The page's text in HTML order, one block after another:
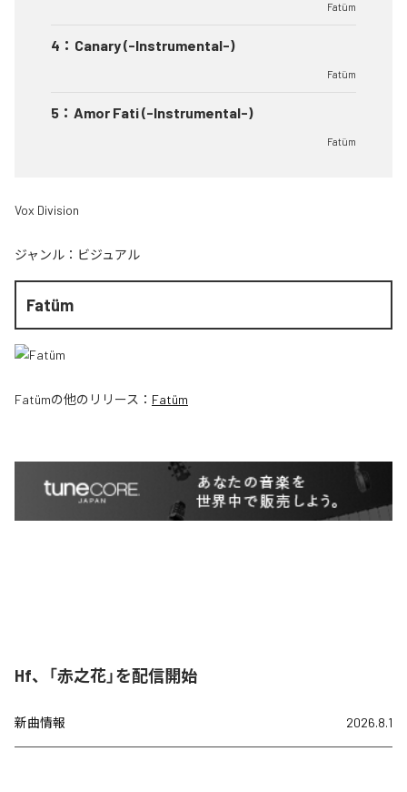
Fatüm
4 ： Canary (-Instrumental-)
Fatüm
5 ： Amor Fati (-Instrumental-)
Fatüm
Vox Division
ジャンル： ビジュアル
Fatüm
Fatümの他のリリース： Fatüm
Hf、「赤之花」を配信開始
新曲情報 2026.8.1